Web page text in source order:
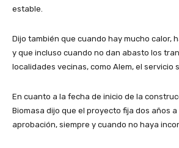
estable.
Dijo también que cuando hay mucho calor,
y que incluso cuando no dan abasto los
localidades vecinas, como Alem, el servicio
En cuanto a la fecha de inicio de la
Biomasa dijo que el proyecto fija dos años
aprobación, siempre y cuando no haya